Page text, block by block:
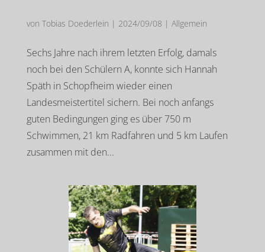
von Tobias Doederlein | 2024/09/08 | Allgemein
Sechs Jahre nach ihrem letzten Erfolg, damals
noch bei den Schülern A, konnte sich Hannah
Späth in Schopfheim wieder einen
Landesmeistertitel sichern. Bei noch anfangs
guten Bedingungen ging es über 750 m
Schwimmen, 21 km Radfahren und 5 km Laufen
zusammen mit den...